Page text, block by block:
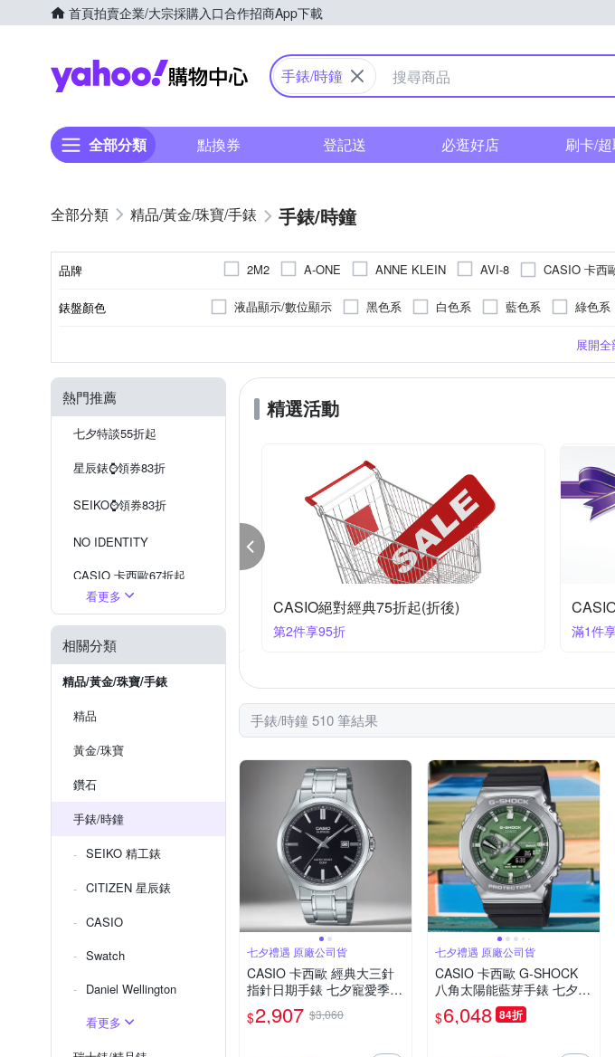
首頁拍賣企業/大宗採購入口合作招商App下載
Yahoo購物中心
手錶/時鐘
全部分類 點換券 登記送 必逛好店 刷卡/超
精品/黃金/珠寶/手錶 手錶/時鐘
品牌 2M2 A-ONE ANNE KLEIN AVI-8 CASIO 卡西
KINYO
Mirabelle ORIENT 東方錶 Timberland
錶盤顏色 液晶顯示/數位顯示 黑色系 白色系 藍色系 綠色系
玫
藍
壓
帆布錶帶
活動式
不鏽鋼鍍金
展開全
熱門推薦
七夕特談55折起
星辰錶⌚️領券83折
SEIKO⌚️領券83折
NO IDENTITY
CASIO 卡西歐67折起
現在流行『戒指錶』
SEIKO 掛鐘
WIRED 出清5折
看更多
相關分類
精品/黃金/珠寶/手錶
精品
黃金/珠寶
鑽石
手錶/時鐘
SEIKO 精工錶
CITIZEN 星辰錶
CASIO
Swatch
Daniel Wellington
看更多
精選活動
卡西歐 結帳92折 CASIO絕對經典75折起(折後)
第2件享95折 滿1件
手錶/時鐘 510 筆結果
七夕禮遇 原廠公司貨
CASIO 卡西歐 經典大三針
指針日期手錶 七夕寵愛季
送禮推薦 MTS-115D-1A
$2,907 $3,060
七夕禮遇 原廠公司貨
CASIO 卡西歐 G-SHOCK
八角太陽能藍芽手錶 七夕寵
愛季 送禮推薦 GBM-2100A
-1A3
$6,048 84折